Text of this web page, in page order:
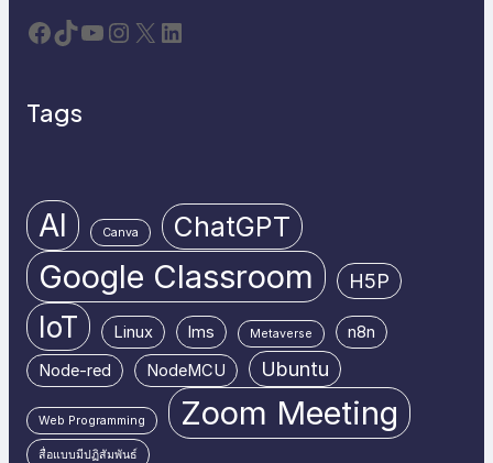
Facebook TikTok YouTube Instagram X LinkedIn
Tags
AI Canva ChatGPT
Google Classroom H5P
IoT Linux lms Metaverse
n8n
Node-red
NodeMCU Ubuntu
Web Programming Zoom Meeting
สื่อแบบมีปฏิสัมพันธ์